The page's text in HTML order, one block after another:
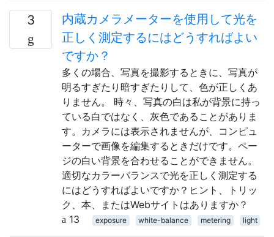
3
内蔵カメラメーターを使用して光を
正しく測定するにはどうすればよい
ですか？
多くの場合、写真を撮影するときに、写真が
明るすぎたり暗すぎたりして、色が正しくあ
りません。 時々、写真の白は私が背景に持っ
ている白ではなく、灰色であることがありま
す。カメラには表示されませんが、コンピュ
ーターで画像を編集するときだけです。ペー
ジの白い背景を合わせることができません。
適切なカラーバランスで光を正しく測定する
にはどうすればよいですか？ヒント、トリッ
ク、本、またはWebサイトはありますか？
13
exposure white-balance metering light